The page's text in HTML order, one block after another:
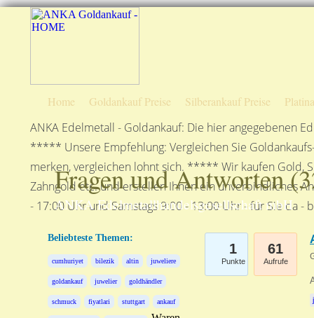
Home Goldankauf Preise Silberankauf Preise
ANKA Edelmetall - Goldankauf: Die hier angegebenen
***** Unsere Empfehlung: Vergleichen Sie
merken, vergleichen lohnt sich. ***** Wir kaufen Gold,
Zahngold etc. und erstellen Ihnen ein unverbindliches
- 17:00 Uhr und Samstags 9:00 - 13:00 Uhr - für Sie
Fragen und Antworten (
ANKA Edelmetallhandelsgesellschaft mbH
Beliebteste Themen:
cumhuriyet bilezik altin juweliere
goldankauf juwelier goldhändler
schmuck fiyatlari stuttgart ankauf
1
Punkte
61
Aufrufe